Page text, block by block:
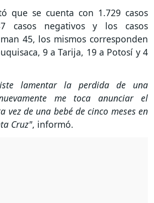
que se cuenta con 1.729 casos
casos negativos y los casos
45, los mismos corresponden
9 a Tarija, 19 a Potosí y 4
lamentar la perdida de una
me toca anunciar el
vez de una bebé de cinco meses en
Cruz", informó.